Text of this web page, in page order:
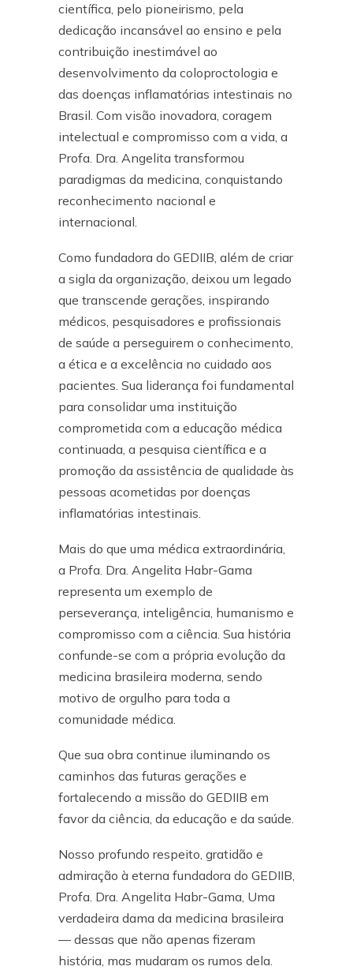
científica, pelo pioneirismo, pela
dedicação incansável ao ensino e pela
contribuição inestimável ao
desenvolvimento da coloproctologia e
das doenças inflamatórias intestinais no
Brasil. Com visão inovadora, coragem
intelectual e compromisso com a vida, a
Profa. Dra. Angelita transformou
paradigmas da medicina, conquistando
reconhecimento nacional e
internacional.
Como fundadora do GEDIIB, além de criar
a sigla da organização, deixou um legado
que transcende gerações, inspirando
médicos, pesquisadores e profissionais
de saúde a perseguirem o conhecimento,
a ética e a excelência no cuidado aos
pacientes. Sua liderança foi fundamental
para consolidar uma instituição
comprometida com a educação médica
continuada, a pesquisa científica e a
promoção da assistência de qualidade às
pessoas acometidas por doenças
inflamatórias intestinais.
Mais do que uma médica extraordinária,
a Profa. Dra. Angelita Habr-Gama
representa um exemplo de
perseverança, inteligência, humanismo e
compromisso com a ciência. Sua história
confunde-se com a própria evolução da
medicina brasileira moderna, sendo
motivo de orgulho para toda a
comunidade médica.
Que sua obra continue iluminando os
caminhos das futuras gerações e
fortalecendo a missão do GEDIIB em
favor da ciência, da educação e da saúde.
Nosso profundo respeito, gratidão e
admiração à eterna fundadora do GEDIIB,
Profa. Dra. Angelita Habr-Gama, Uma
verdadeira dama da medicina brasileira
— dessas que não apenas fizeram
história, mas mudaram os rumos dela.